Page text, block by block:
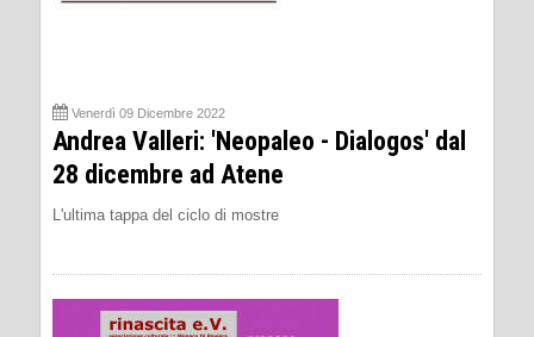
Venerdì 09 Dicembre 2022
Andrea Valleri: 'Neopaleo - Dialogos' dal
28 dicembre ad Atene
L'ultima tappa del ciclo di mostre